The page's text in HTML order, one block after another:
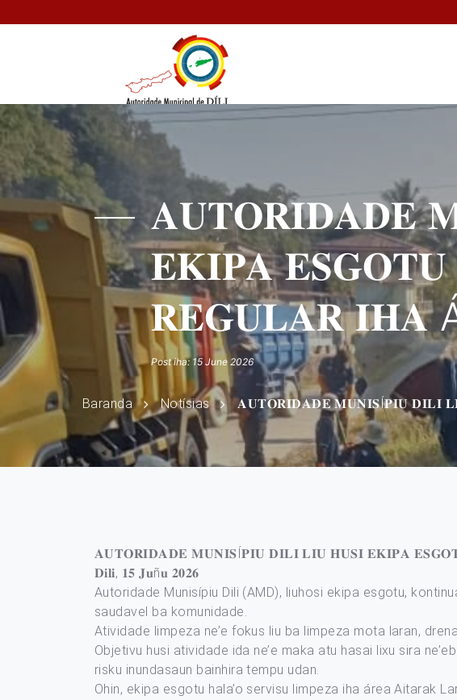
𝐀𝐔𝐓𝐎𝐑𝐈𝐃𝐀𝐃𝐄
𝐄𝐊𝐈𝐏𝐀
𝐑𝐄𝐆𝐔𝐋𝐀𝐑 𝐈𝐇𝐀
Post iha: 15 June 2026
Baranda Notísias 𝐀𝐔𝐓𝐎𝐑𝐈𝐃𝐀𝐃𝐄 𝐌𝐔𝐍𝐈𝐒Í𝐏𝐈𝐔 𝐃𝐈𝐋𝐈
𝐀𝐔𝐓𝐎𝐑𝐈𝐃𝐀𝐃𝐄 𝐌𝐔𝐍𝐈𝐒Í𝐏𝐈𝐔 𝐃𝐈𝐋𝐈 𝐋𝐈𝐔 𝐇𝐔𝐒𝐈 𝐄𝐊𝐈𝐏𝐀
𝐃𝐢𝐥𝐢, 𝟏𝟓 𝐉𝐮ñ𝐮 𝟐𝟎𝟐𝟔
Autoridade Munisípiu Dili (AMD), liuhosi ekipa esgotu,
saudavel ba komunidade.
Atividade limpeza ne’e fokus liu ba limpeza mota laran,
Objetivu husi atividade ida ne’e maka atu hasai lixu sira
risku inundasaun bainhira tempu udan.
Ohin, ekipa esgotu hala’o servisu limpeza iha área Aitarak